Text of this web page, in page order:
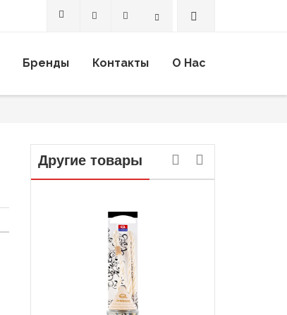
Бренды Контакты О Нас
Другие товары